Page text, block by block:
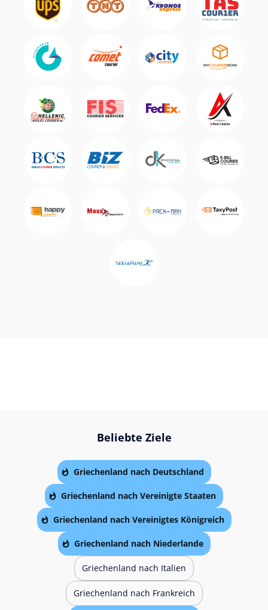
Beliebte Ziele
Griechenland nach Deutschland
Griechenland nach Vereinigte Staaten
Griechenland nach Vereinigtes Königreich
Griechenland nach Niederlande
Griechenland nach Italien
Griechenland nach Frankreich